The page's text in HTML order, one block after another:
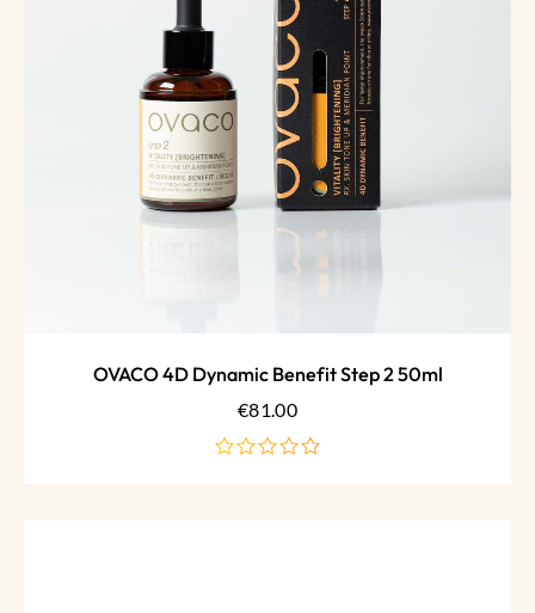
OVACO 4D Dynamic Benefit Step 2 50ml
€81.00